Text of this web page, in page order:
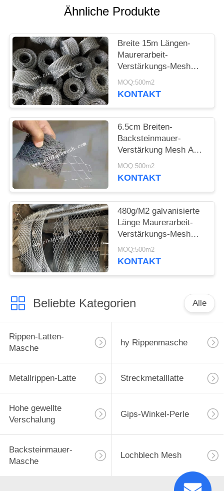
SITEMAP
PRIVACY
POLICY
Ähnliche Produkte
Breite 15m Längen-
Maurerarbeit-
Verstärkungs-Mesh
Galvanized Anti
Crackings 10cm
MOQ:500m2
KONTAKT
6.5cm Breiten-
Backsteinmauer-
Verstärkung Mesh Anti
Cracking 280g/M2
MOQ:500m2
KONTAKT
480g/M2 galvanisierte
Länge Maurerarbeit-
Verstärkungs-Mesh
Diamonds 100m
MOQ:500m2
KONTAKT
Beliebte Kategorien Alle
Rippen-Latten-
Masche
hy Rippenmasche
Metallrippen-Latte Streckmetalllatte
Hohe gewellte
Verschalung
Gips-Winkel-Perle
Backsteinmauer-
Masche
Lochblech Mesh